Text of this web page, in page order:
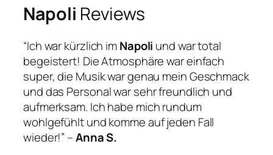
Napoli Reviews
“Ich war kürzlich imNapoli und war total
begeistert! Die Atmosphäre war einfach
super, die Musik war genau mein Geschmack
und das Personal war sehr freundlich und
aufmerksam. Ich habe mich rundum
wohlgefühlt und komme auf jeden Fall
wieder!” –Anna S.